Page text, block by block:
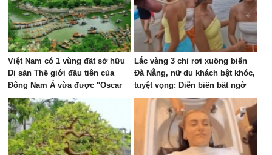
Việt Nam có 1 vùng đất sở hữu
Di sản Thế giới đầu tiên của
Đông Nam Á vừa được "Oscar
của ngành du lịch" đề cử, là nơi
tỷ phú Xuân Trường đầu tư KDL
tâm linh 12.000 ha
Lắc vàng 3 chỉ rơi xuống biển
Đà Nẵng, nữ du khách bật khóc,
tuyệt vọng: Diễn biến bất ngờ
sau đó